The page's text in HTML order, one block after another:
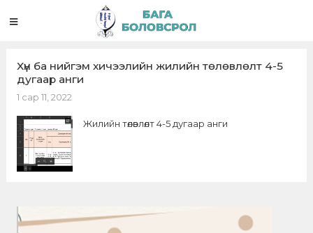
Хүн ба нийгэм хичээлийн жилийн төлөвлөлт 4-5
дугаар анги
1 сар 11, 2022
Жилийн төлөвлөлт 4-5 дугаар анги